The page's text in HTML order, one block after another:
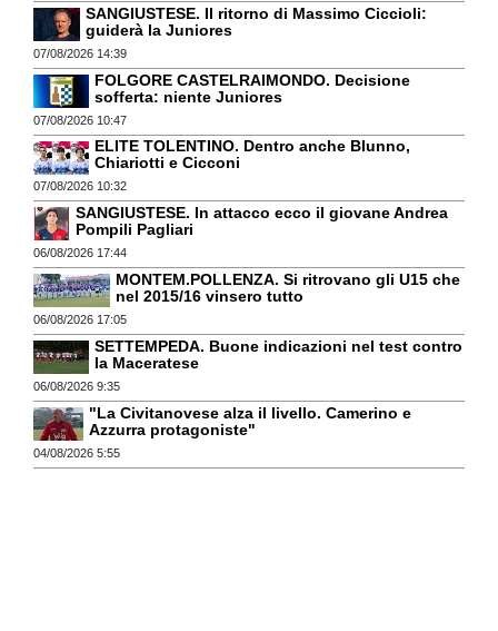
SANGIUSTESE. Il ritorno di Massimo Ciccioli:
guiderà la Juniores
07/08/2026 14:39
FOLGORE CASTELRAIMONDO. Decisione
sofferta: niente Juniores
07/08/2026 10:47
ELITE TOLENTINO. Dentro anche Blunno,
Chiariotti e Cicconi
07/08/2026 10:32
SANGIUSTESE. In attacco ecco il giovane Andrea
Pompili Pagliari
06/08/2026 17:44
MONTEM.POLLENZA. Si ritrovano gli U15 che
nel 2015/16 vinsero tutto
06/08/2026 17:05
SETTEMPEDA. Buone indicazioni nel test contro
la Maceratese
06/08/2026 9:35
"La Civitanovese alza il livello. Camerino e
Azzurra protagoniste"
04/08/2026 5:55